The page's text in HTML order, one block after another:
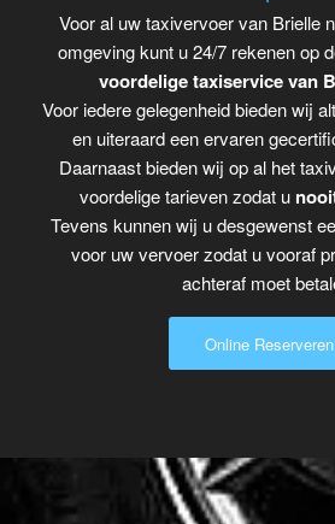
Voor al uw taxivervoer van Brielle
omgeving kunt u 24/7 rekenen op
voordelige taxiservice van
Voor iedere gelegenheid bieden wij
en uiteraard een ervaren
Daarnaast bieden wij op al het
voordelige tarieven zodat u
Tevens kunnen wij u desgewenst
voor uw vervoer zodat u vooraf
achteraf moet
Online Reserveren